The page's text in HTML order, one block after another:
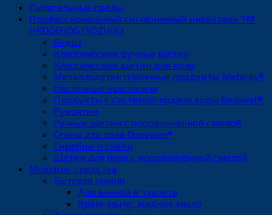
Питательные среды
Профессиональный гигиеничный инвентарь ТМ
HEDGEHOG (YOZHIK)
Ведра
Классические ручные щетки
Классические щетки для пола
Металлодетектируемые продукты Metaray®
Настенные крепления
Продукты с системой подачи воды Belowat®
Рукоятки
Ручные щетки с прорезиненной смолой
Сгоны для пола Duoswee®
Скребки и совки
Щетки для пола с прорезиненной смолой
Моющие средства
Бытовая химия
Для ванной и туалета
Крем-мыло, жидкое мыло